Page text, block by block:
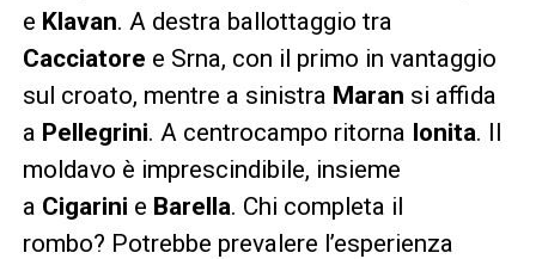
e Klavan. A destra ballottaggio tra
Cacciatore e Srna, con il primo in vantaggio
sul croato, mentre a sinistra Maran si affida
a Pellegrini. A centrocampo ritorna Ionita. Il
moldavo è imprescindibile, insieme
a Cigarini e Barella. Chi completa il
rombo? Potrebbe prevalere l’esperienza